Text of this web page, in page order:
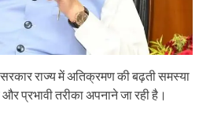
राज्य में अतिक्रमण की बढ़ती समस्या
प्रभावी तरीका अपनाने जा रही है।